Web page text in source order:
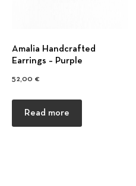
Amalia Handcrafted
Earrings – Purple
52,00 €
Read more